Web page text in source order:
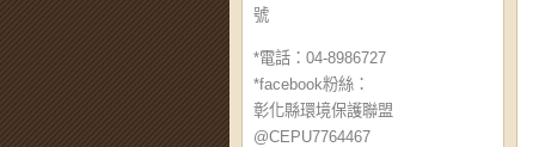
號
*電話：04-8986727
*facebook粉絲：
彰化縣環境保護聯盟
@CEPU7764467